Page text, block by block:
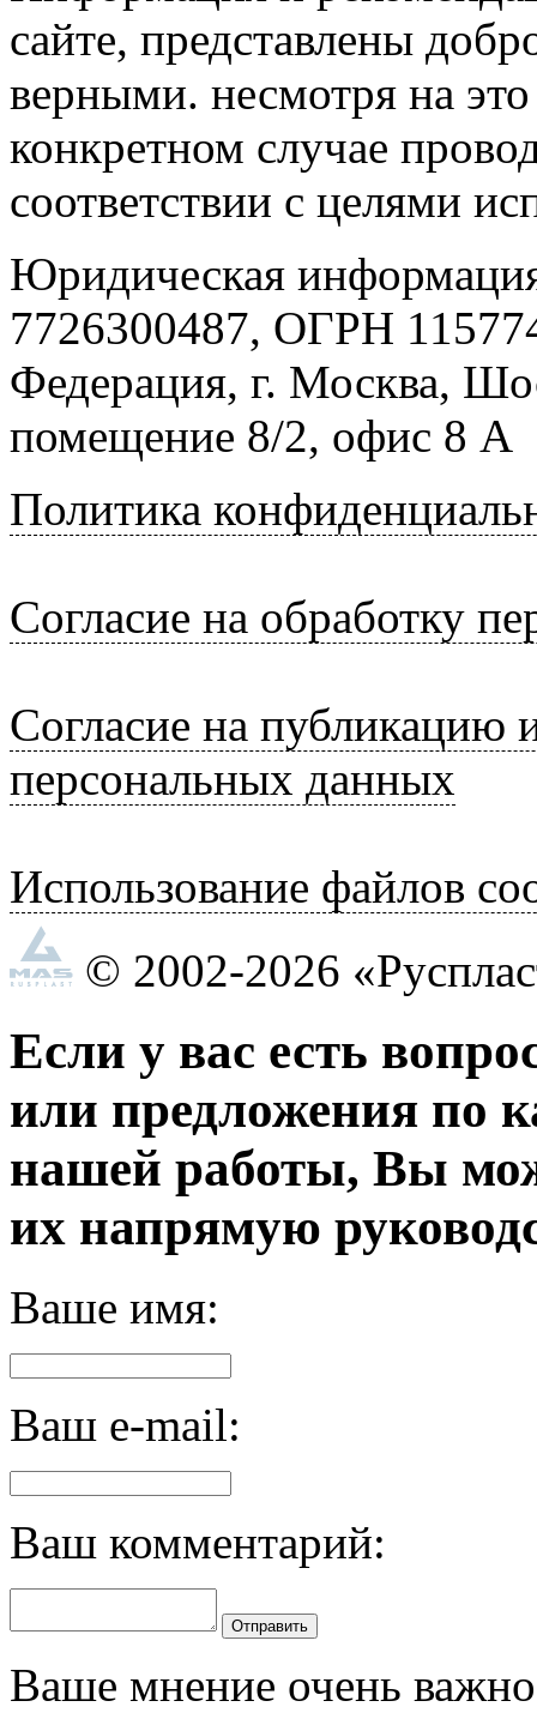
сайте, представлены
верными. несмотря на
конкретном случае
соответствии с целями
Юридическая
7726300487, ОГРН
Федерация, г. Москва,
помещение 8/2, офис 8 А
Политика
Согласие на обработку
Согласие на публикацию
персональных данных
Использование файлов
© 2002-2026
Если у вас есть
или предложения по
нашей работы, Вы
их напрямую
Ваше имя:
Ваш e-mail:
Ваш комментарий:
Отправить
Ваше мнение очень